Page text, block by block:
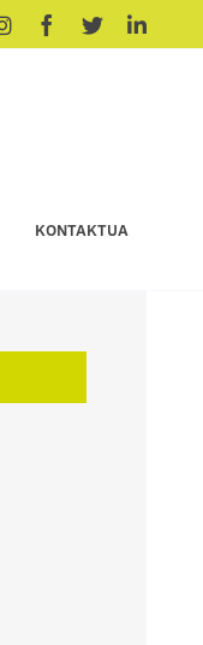
InstagramFacebook
X
KONTAKTUA